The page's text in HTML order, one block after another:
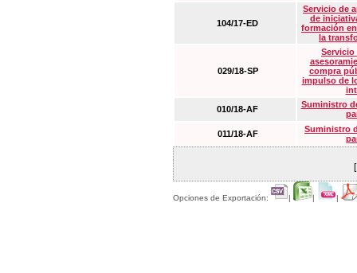
104/17-ED
Servicio de
de
formación
la
029/18-SP
Servicio
compra
impulso de
010/18-AF
Suministro
011/18-AF
Suministro
Opciones de Exportación: | | |